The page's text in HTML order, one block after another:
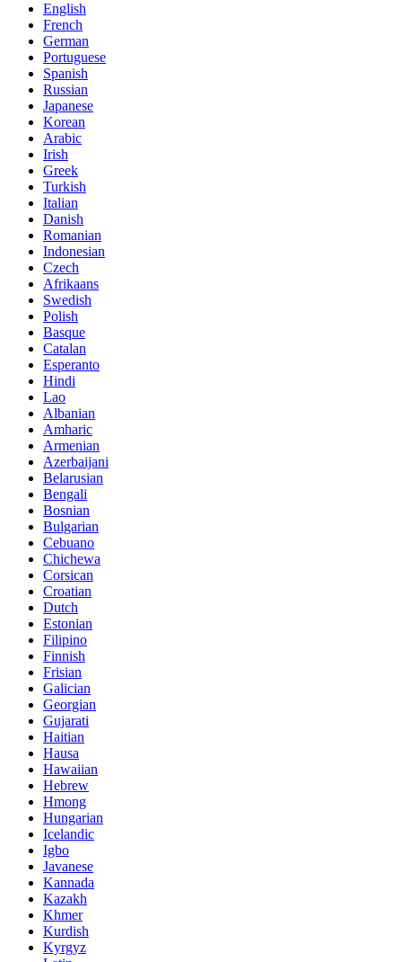
English
French
German
Portuguese
Spanish
Russian
Japanese
Korean
Arabic
Irish
Greek
Turkish
Italian
Danish
Romanian
Indonesian
Czech
Afrikaans
Swedish
Polish
Basque
Catalan
Esperanto
Hindi
Lao
Albanian
Amharic
Armenian
Azerbaijani
Belarusian
Bengali
Bosnian
Bulgarian
Cebuano
Chichewa
Corsican
Croatian
Dutch
Estonian
Filipino
Finnish
Frisian
Galician
Georgian
Gujarati
Haitian
Hausa
Hawaiian
Hebrew
Hmong
Hungarian
Icelandic
Igbo
Javanese
Kannada
Kazakh
Khmer
Kurdish
Kyrgyz